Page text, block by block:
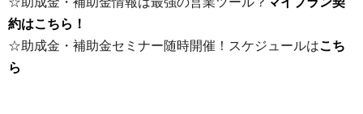
約はこちら！
☆助成金・補助金セミナー随時開催！スケジュールはこち
ら